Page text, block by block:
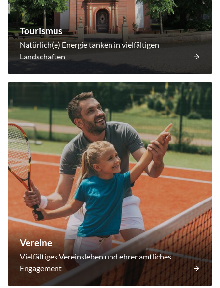
Tourismus
Natürlich(e) Energie tanken in vielfältigen
Landschaften
Vereine
Vielfältiges Vereinsleben und ehrenamtliches
Engagement